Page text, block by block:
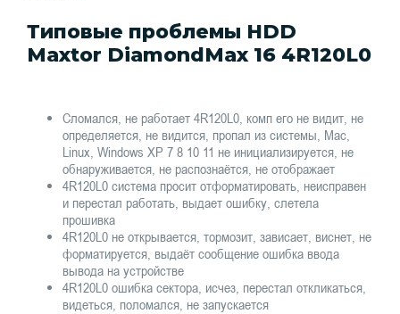
Типовые проблемы HDD
Maxtor DiamondMax 16 4R120L0
Сломался, не работает 4R120L0, комп его не видит, не
определяется, не видится, пропал из системы, Mac,
Linux, Windows XP 7 8 10 11 не инициализируется, не
обнаруживается, не распознаётся, не отображает
4R120L0 система просит отформатировать, неисправен
и перестал работать, выдает ошибку, слетела
прошивка
4R120L0 не открывается, тормозит, зависает, виснет, не
форматируется, выдаёт сообщение ошибка ввода
вывода на устройстве
4R120L0 ошибка сектора, исчез, перестал откликаться,
видеться, поломался, не запускается